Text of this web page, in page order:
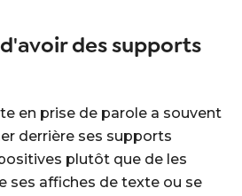
des supports
en prise de parole a souvent
derrière ses supports
plutôt que de les
ses affiches de texte ou se